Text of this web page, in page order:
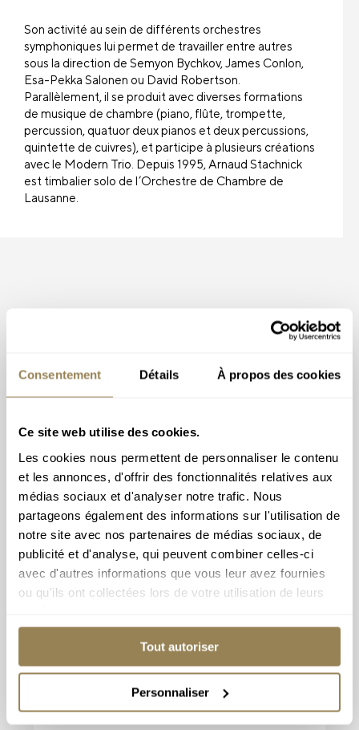
Consentement Détails À propos des cookies
Ce site web utilise des cookies.
Les cookies nous permettent de personnaliser le contenu
et les annonces, d'offrir des fonctionnalités relatives aux
médias sociaux et d'analyser notre trafic. Nous
partageons également des informations sur l'utilisation de
notre site avec nos partenaires de médias sociaux, de
publicité et d'analyse, qui peuvent combiner celles-ci
avec d'autres informations que vous leur avez fournies
ou qu'ils ont collectées lors de votre utilisation de leurs
Tout autoriser
Personnaliser
Son activité au sein de différents orchestres
symphoniques lui permet de travailler entre autres
sous la direction de Semyon Bychkov, James Conlon,
Esa-Pekka Salonen ou David Robertson.
Parallèlement, il se produit avec diverses formations
de musique de chambre (piano, flûte, trompette,
percussion, quatuor deux pianos et deux percussions,
quintette de cuivres), et participe à plusieurs créations
avec le Modern Trio. Depuis 1995, Arnaud Stachnick
est timbalier solo de l’Orchestre de Chambre de
Lausanne.
Abonnez-vous à
notre newsletter